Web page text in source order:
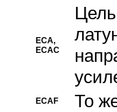
ECA,
ECAC
ECAF То